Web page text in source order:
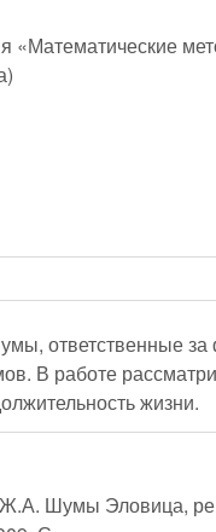
«Математические
ответственные за
В работе
жизни.
Шумы Эловица,